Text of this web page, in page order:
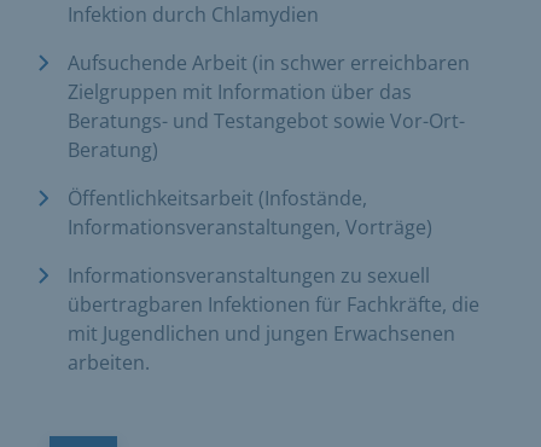
Infektion durch Chlamydien
Aufsuchende Arbeit (in schwer erreichbaren
Zielgruppen mit Information über das
Beratungs- und Testangebot sowie Vor-Ort-
Beratung)
Öffentlichkeitsarbeit (Infostände,
Informationsveranstaltungen, Vorträge)
Informationsveranstaltungen zu sexuell
übertragbaren Infektionen für Fachkräfte, die
mit Jugendlichen und jungen Erwachsenen
arbeiten.